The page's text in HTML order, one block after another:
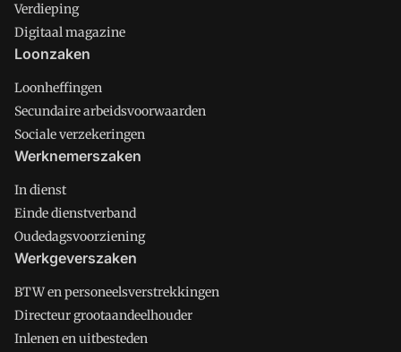
Verdieping
Digitaal magazine
Loonzaken
Loonheffingen
Secundaire arbeidsvoorwaarden
Sociale verzekeringen
Werknemerszaken
In dienst
Einde dienstverband
Oudedagsvoorziening
Werkgeverszaken
BTW en personeelsverstrekkingen
Directeur grootaandeelhouder
Inlenen en uitbesteden